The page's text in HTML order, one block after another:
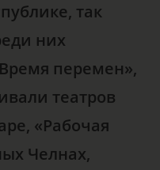
так
них
перемен»,
театров
«Рабочая
Челнах,